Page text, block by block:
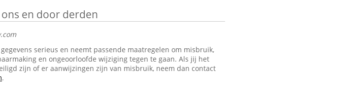
en door derden
serieus en neemt passende maatregelen om misbruik,
en ongeoorloofde wijziging tegen te gaan. Als jij het
zijn of er aanwijzingen zijn van misbruik, neem dan contact
.